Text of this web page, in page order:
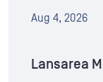
Aug 4, 2026
Lansarea